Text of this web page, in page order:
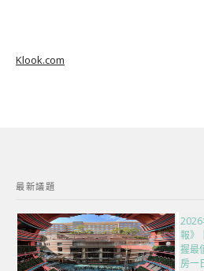
Klook.com
最新議題
報》
握最
房一